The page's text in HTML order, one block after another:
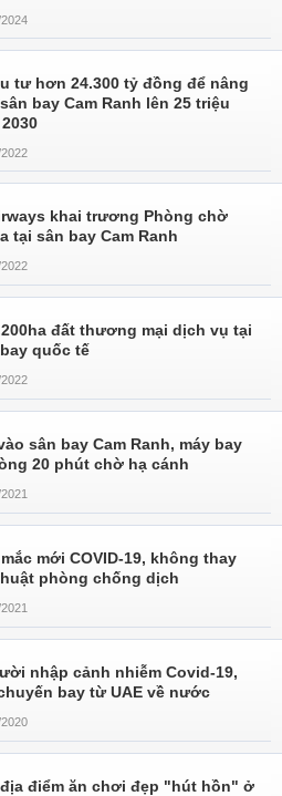
tư hơn 24.300 tỷ đồng để nâng
bay Cam Ranh lên 25 triệu
khai trương Phòng chờ
tại sân bay Cam Ranh
đất thương mại dịch vụ tại
quốc tế
sân bay Cam Ranh, máy bay
20 phút chờ hạ cánh
mới COVID-19, không thay
phòng chống dịch
nhập cảnh nhiễm Covid-19,
bay từ UAE về nước
điểm ăn chơi đẹp "hút hồn" ở